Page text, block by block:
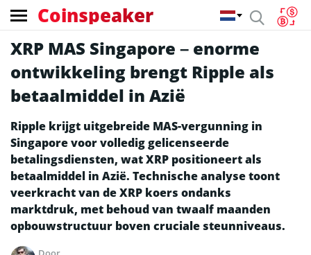
Coinspeaker
XRP MAS Singapore – enorme
ontwikkeling brengt Ripple als
betaalmiddel in Azië
Ripple krijgt uitgebreide MAS-vergunning in
Singapore voor volledig gelicenseerde
betalingsdiensten, wat XRP positioneert als
betaalmiddel in Azië. Technische analyse toont
veerkracht van de XRP koers ondanks
marktdruk, met behoud van twaalf maanden
opbouwstructuur boven cruciale steunniveaus.